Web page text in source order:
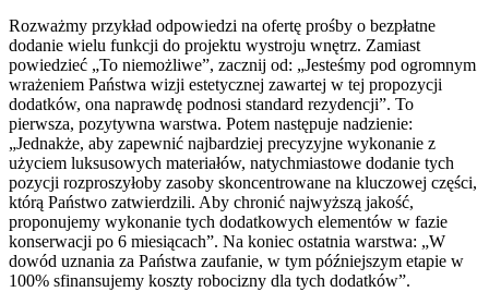
Rozważmy przykład odpowiedzi na ofertę prośby o bezpłatne
dodanie wielu funkcji do projektu wystroju wnętrz. Zamiast
powiedzieć „To niemożliwe”, zacznij od: „Jesteśmy pod ogromnym
wrażeniem Państwa wizji estetycznej zawartej w tej propozycji
dodatków, ona naprawdę podnosi standard rezydencji”. To
pierwsza, pozytywna warstwa. Potem następuje nadzienie:
„Jednakże, aby zapewnić najbardziej precyzyjne wykonanie z
użyciem luksusowych materiałów, natychmiastowe dodanie tych
pozycji rozproszyłoby zasoby skoncentrowane na kluczowej części,
którą Państwo zatwierdzili. Aby chronić najwyższą jakość,
proponujemy wykonanie tych dodatkowych elementów w fazie
konserwacji po 6 miesiącach”. Na koniec ostatnia warstwa: „W
dowód uznania za Państwa zaufanie, w tym późniejszym etapie w
100% sfinansujemy koszty robocizny dla tych dodatków”.